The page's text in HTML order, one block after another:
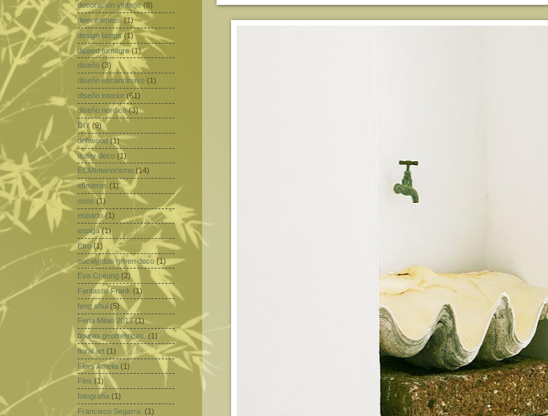
decoración vintage (8)
deer cameos (1)
design lamps (1)
dipped furniture (1)
diseño (3)
diseño escandinavo (1)
diseño interior (61)
diseño nórdico (3)
DIY (9)
driftwood (1)
dusty deco (1)
ECMInteriorismo (14)
efímeros (1)
esos (1)
esparto (1)
espiga (1)
Etro (1)
eucalyptus green deco (1)
Eva Cheung (2)
Fantastic Frank (1)
feng shui (5)
Feria Milan 2013 (1)
figuras geométricas. (1)
floral art (1)
Flors Amelia (1)
Flos (1)
fotografía (1)
Francisco Segarra. (1)